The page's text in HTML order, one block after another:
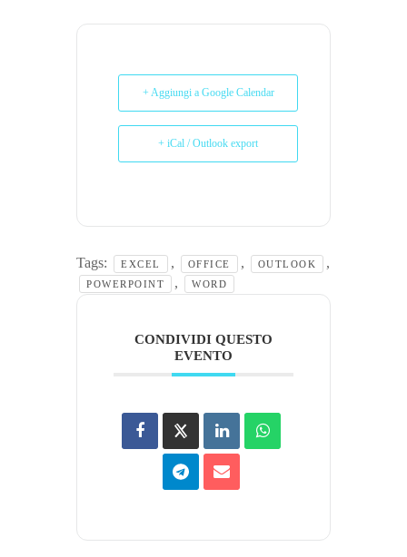
+ Aggiungi a Google Calendar
+ iCal / Outlook export
Tags: EXCEL , OFFICE , OUTLOOK ,
POWERPOINT , WORD
CONDIVIDI QUESTO
EVENTO